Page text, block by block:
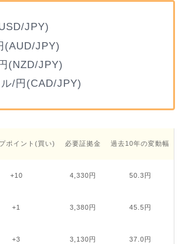
JPY)
(AUD/JPY)
(NZD/JPY)
/円(CAD/JPY)
ポイント(買い) 必要証拠金 過去10年の変動幅
+10 4,330円 50.3円
+1 3,380円 45.5円
+3 3,130円 37.0円